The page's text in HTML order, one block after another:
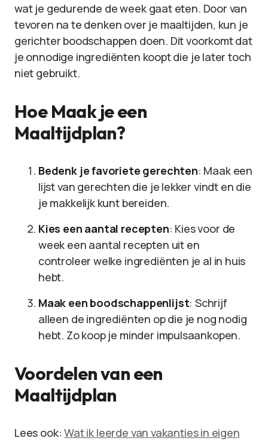
wat je gedurende de week gaat eten. Door van
tevoren na te denken over je maaltijden, kun je
gerichter boodschappen doen. Dit voorkomt dat
je onnodige ingrediënten koopt die je later toch
niet gebruikt.
Hoe Maak je een
Maaltijdplan?
Bedenk je favoriete gerechten: Maak een
lijst van gerechten die je lekker vindt en die
je makkelijk kunt bereiden.
Kies een aantal recepten: Kies voor de
week een aantal recepten uit en
controleer welke ingrediënten je al in huis
hebt.
Maak een boodschappenlijst: Schrijf
alleen de ingrediënten op die je nog nodig
hebt. Zo koop je minder impulsaankopen.
Voordelen van een
Maaltijdplan
Lees ook:Wat ik leerde van vakanties in eigen